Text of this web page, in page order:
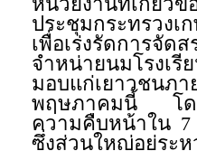
ประชุมกระทรวงเ
เพื่อเร่งรัดการจัด
จำหน่ายนมโรงเรี
มอบแก่เยาว
พฤษภาคมนี้ โด
ความคืบหน้าใน
ซึ่งส่วนใหญ่อยู่ระ